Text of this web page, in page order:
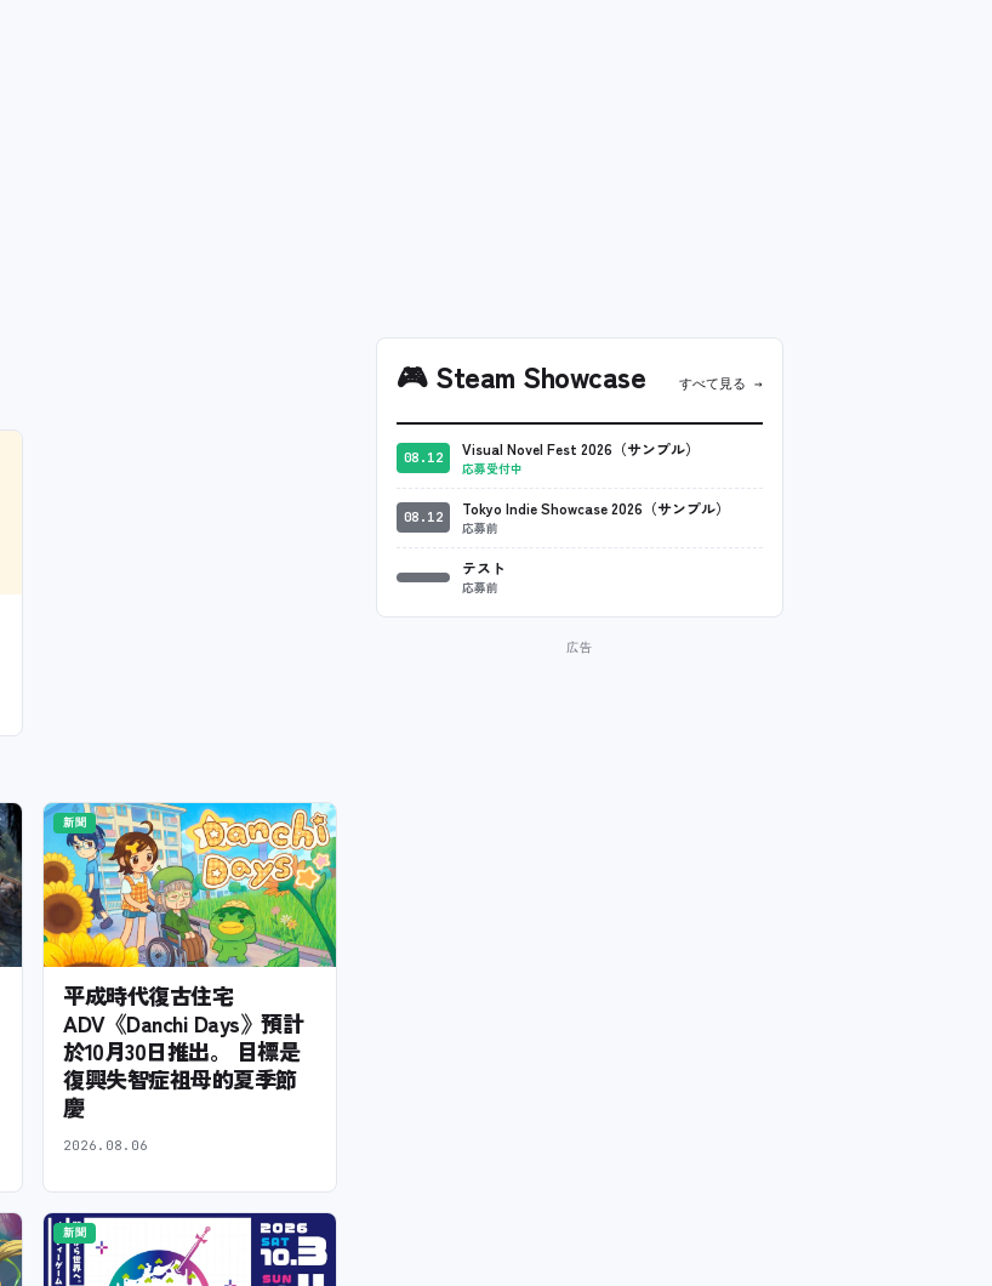
新聞
平成時代復古住宅
ADV《Danchi Days》預計
於10月30日推出。 目標是
復興失智症祖母的夏季節
慶
2026.08.06
新聞
🎮Steam Showcase すべて見る →
08.12 Visual Novel Fest 2026（サンプル）
応募受付中
08.12 Tokyo Indie Showcase 2026（サンプル）
応募前
テスト
応募前